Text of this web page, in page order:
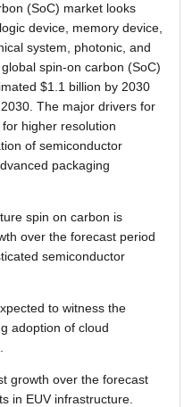
(SoC) market looks
device, memory device,
system, photonic, and
spin-on carbon (SoC)
$1.1 billion by 2030
The major drivers for
higher resolution
of semiconductor
packaging
spin on carbon is
over the forecast period
semiconductor
to witness the
adoption of cloud
growth over the forecast
in EUV infrastructure.